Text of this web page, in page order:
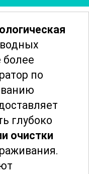
более
по
глубоко
очистки